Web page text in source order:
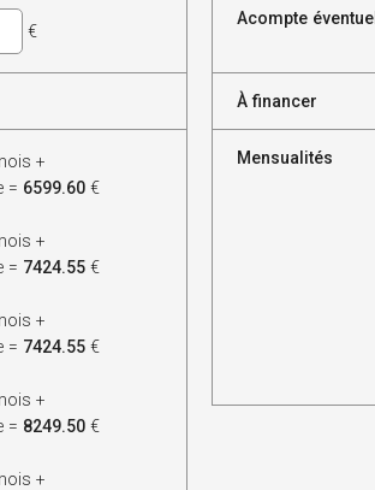
€
+
= 6599.60 €
+
= 7424.55 €
+
= 7424.55 €
+
= 8249.50 €
+
Acompte éventuel
À financer
Mensualités